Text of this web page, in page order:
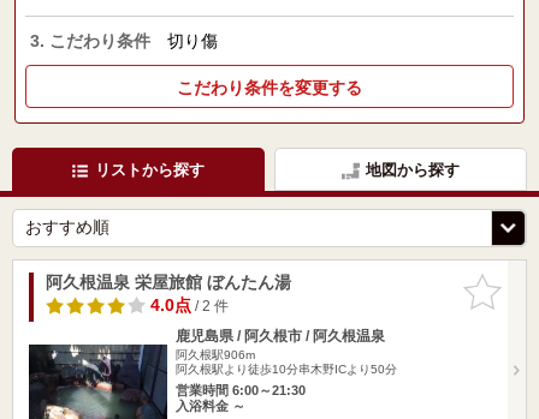
3. こだわり条件 切り傷
こだわり条件を変更する
リストから探す 地図から探す
お気に入
りに追加
阿久根温泉 栄屋旅館 ぼんたん湯
4.0点/ 2 件
鹿児島県 / 阿久根市 / 阿久根温泉
阿久根駅906m
阿久根駅より徒歩10分串木野ICより50分
営業時間 6:00～21:30
入浴料金 ～